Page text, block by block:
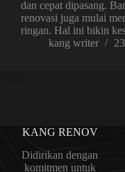
dan cepat dipasang.
renovasi juga mulai
ringan. Hal ini bikin
kang writer
KANG RENOV
Didirikan dengan
komitmen untuk